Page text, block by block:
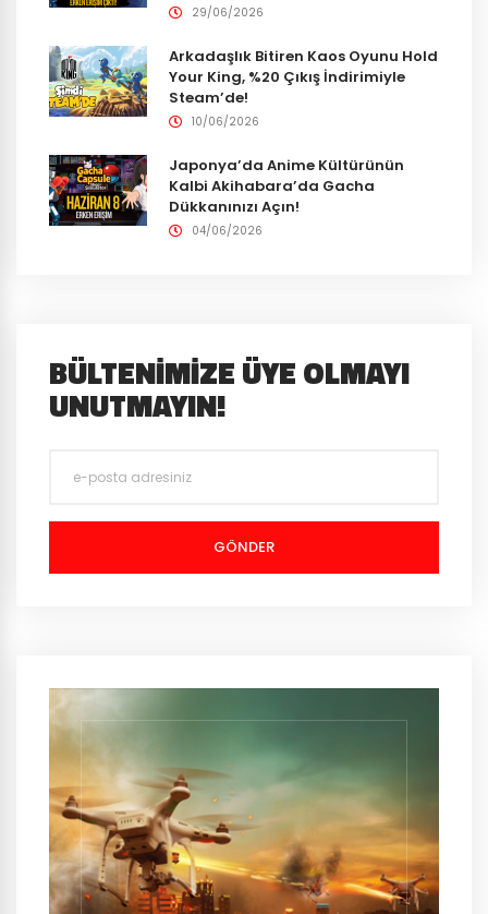
29/06/2026
Arkadaşlık Bitiren Kaos Oyunu Hold
Your King, %20 Çıkış İndirimiyle
Steam’de!
10/06/2026
Japonya’da Anime Kültürünün
Kalbi Akihabara’da Gacha
Dükkanınızı Açın!
04/06/2026
BÜLTENIMIZE ÜYE OLMAYI
UNUTMAYIN!